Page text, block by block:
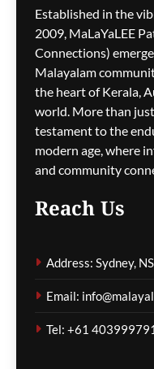
Established in the
2009, MaLaYaLEE
Connections)
Malayalam
the heart of Kerala,
world. More than
testament to the
modern age, where
and community
Reach Us
Address: Sydney,
Email:
Tel: +61 403999791